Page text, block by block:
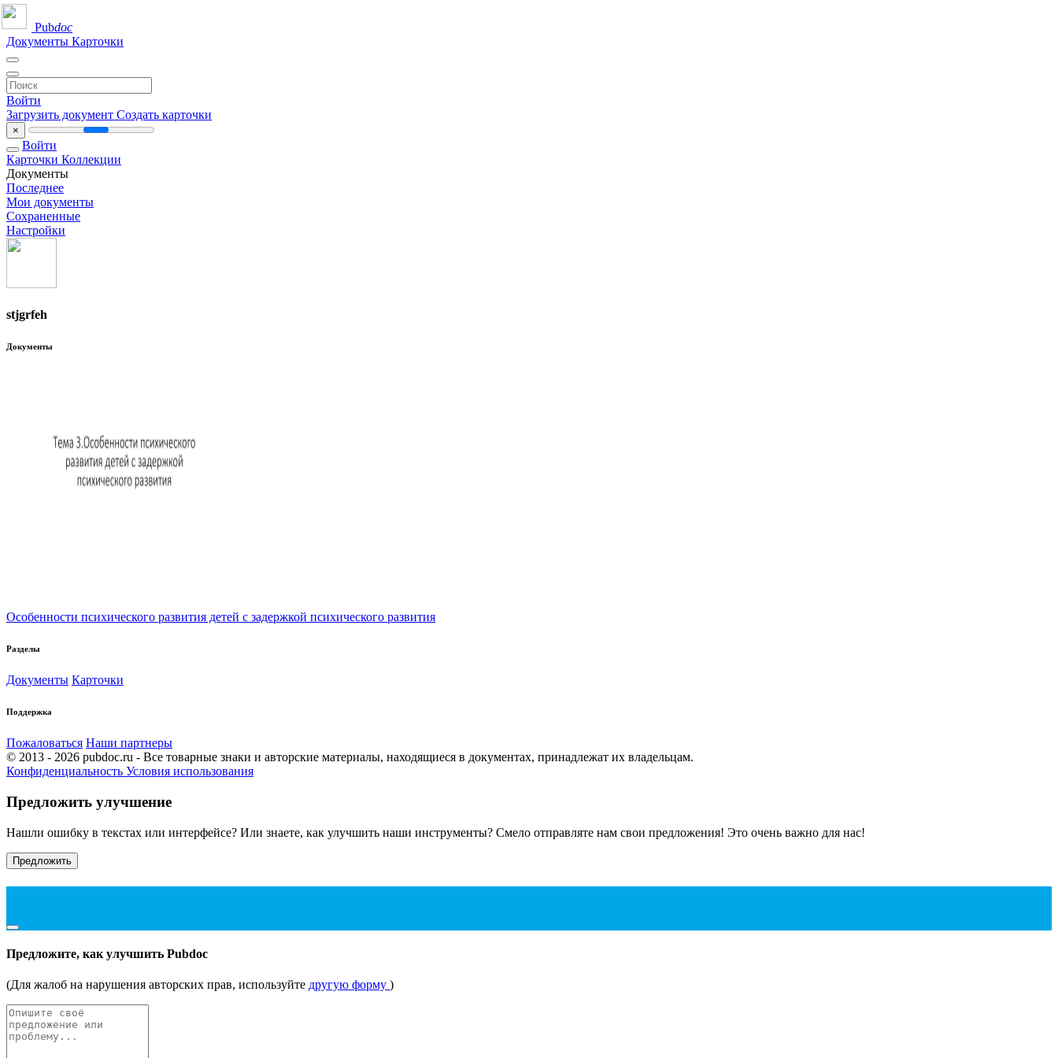
Pubdoc
Документы Карточки
Войти
Загрузить документ Создать карточки
×
Войти
Карточки Коллекции
Документы
Последнее
Мои документы
Сохраненные
Настройки
stjgrfeh
Документы
Особенности психического развития детей с задержкой психического развития
Разделы
Документы Карточки
Поддержка
Пожаловаться Наши партнеры
© 2013 - 2026 pubdoc.ru - Все товарные знаки и авторские материалы, находящиеся в документах, принадлежат их владельцам.
Конфиденциальность Условия использования
Предложить улучшение
Нашли ошибку в текстах или интерфейсе? Или знаете, как улучшить наши инструменты? Смело отправляте нам свои предложения! Это очень важно для нас!
Предложить
Предложите, как улучшить Pubdoc
(Для жалоб на нарушения авторских прав, используйте другую форму )